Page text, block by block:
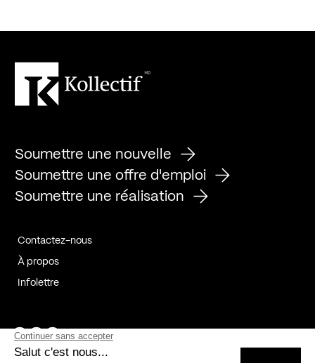
Soumettre une nouvelle
Soumettre une offre d'emploi
Soumettre une réalisation
Contactez-nous
À propos
Infolettre
Page Facebook de Kollectif
Page Instagram de Kollectif
Page Linkedin de Kollectif